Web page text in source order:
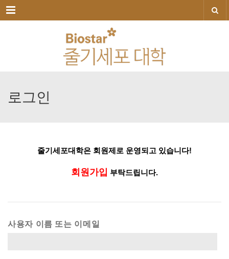
메뉴
로그인
줄기세포대학은 회원제로 운영되고 있습니다!
회원가입 부탁드립니다.
사용자 이름 또는 이메일